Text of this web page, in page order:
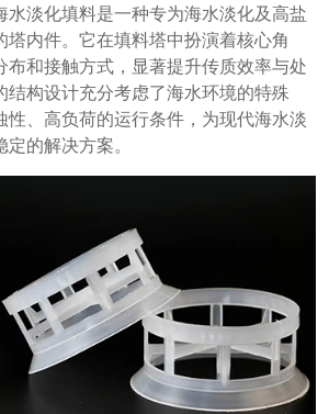
水淡化填料是一种专为海水淡化及高盐
塔内件。它在填料塔中扮演着核心角
布和接触方式，显著提升传质效率与处
结构设计充分考虑了海水环境的特殊
性、高负荷的运行条件，为现代海水淡
的解决方案。